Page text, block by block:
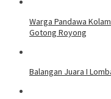
Warga Pandawa
Gotong Royong
Balangan Juara I